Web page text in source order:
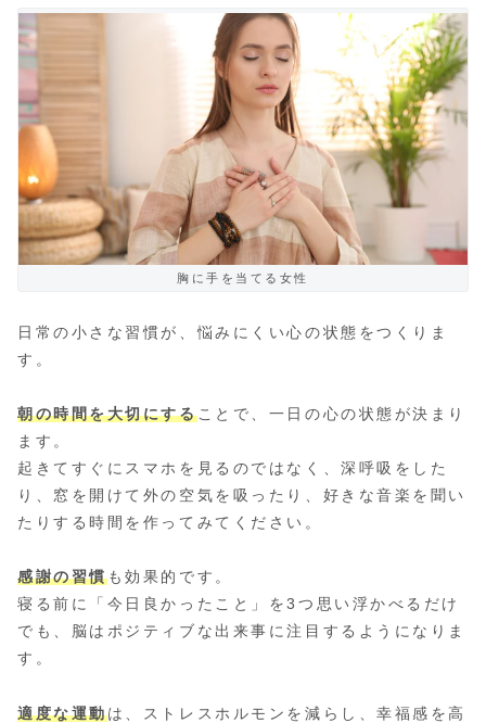
胸に手を当てる女性
日常の小さな習慣が、悩みにくい心の状態をつくりま
す。
朝の時間を大切にすることで、一日の心の状態が決まり
ます。
起きてすぐにスマホを見るのではなく、深呼吸をした
り、窓を開けて外の空気を吸ったり、好きな音楽を聞い
たりする時間を作ってみてください。
感謝の習慣も効果的です。
寝る前に「今日良かったこと」を3つ思い浮かべるだけ
でも、脳はポジティブな出来事に注目するようになりま
す。
適度な運動は、ストレスホルモンを減らし、幸福感を高